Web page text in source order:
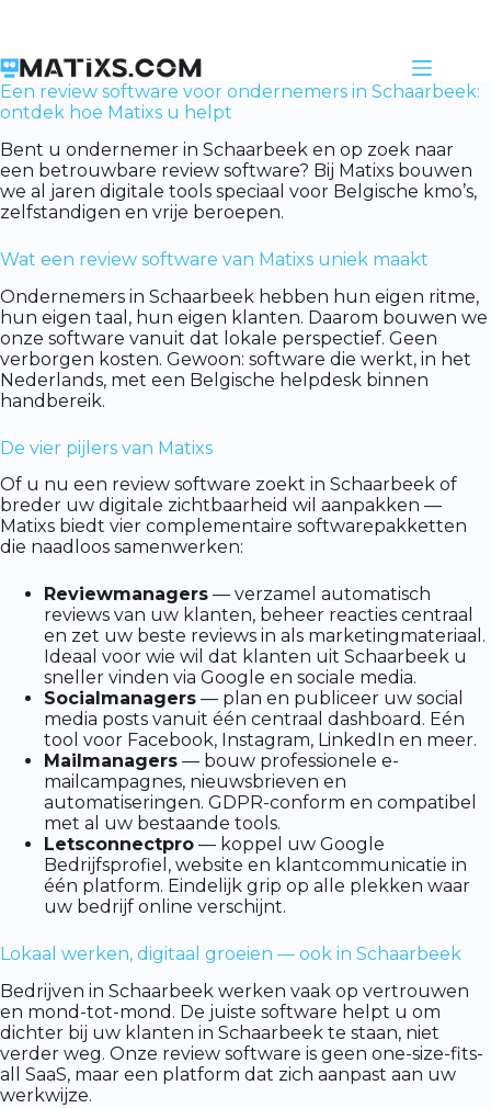
Een review software voor ondernemers in Schaarbeek:
ontdek hoe Matixs u helpt
Bent u ondernemer in Schaarbeek en op zoek naar
een betrouwbare review software? Bij Matixs bouwen
we al jaren digitale tools speciaal voor Belgische kmo’s,
zelfstandigen en vrije beroepen.
Wat een review software van Matixs uniek maakt
Ondernemers in Schaarbeek hebben hun eigen ritme,
hun eigen taal, hun eigen klanten. Daarom bouwen we
onze software vanuit dat lokale perspectief. Geen
verborgen kosten. Gewoon: software die werkt, in het
Nederlands, met een Belgische helpdesk binnen
handbereik.
De vier pijlers van Matixs
Of u nu een review software zoekt in Schaarbeek of
breder uw digitale zichtbaarheid wil aanpakken —
Matixs biedt vier complementaire softwarepakketten
die naadloos samenwerken:
Reviewmanagers — verzamel automatisch
reviews van uw klanten, beheer reacties centraal
en zet uw beste reviews in als marketingmateriaal.
Ideaal voor wie wil dat klanten uit Schaarbeek u
sneller vinden via Google en sociale media.
Socialmanagers — plan en publiceer uw social
media posts vanuit één centraal dashboard. Eén
tool voor Facebook, Instagram, LinkedIn en meer.
Mailmanagers — bouw professionele e-
mailcampagnes, nieuwsbrieven en
automatiseringen. GDPR-conform en compatibel
met al uw bestaande tools.
Letsconnectpro — koppel uw Google
Bedrijfsprofiel, website en klantcommunicatie in
één platform. Eindelijk grip op alle plekken waar
uw bedrijf online verschijnt.
Lokaal werken, digitaal groeien — ook in Schaarbeek
Bedrijven in Schaarbeek werken vaak op vertrouwen
en mond-tot-mond. De juiste software helpt u om
dichter bij uw klanten in Schaarbeek te staan, niet
verder weg. Onze review software is geen one-size-fits-
all SaaS, maar een platform dat zich aanpast aan uw
werkwijze.